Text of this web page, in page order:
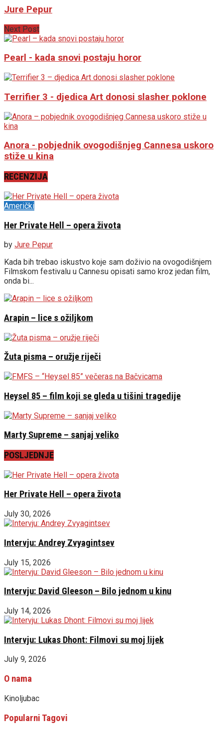
Jure Pepur
Next Post
Pearl - kada snovi postaju horor
Terrifier 3 - djedica Art donosi slasher poklone
Anora - pobjednik ovogodišnjeg Cannesa uskoro
stiže u kina
RECENZIJA
Američki
Her Private Hell – opera života
by Jure Pepur
Kada bih trebao iskustvo koje sam doživio na ovogodišnjem
Filmskom festivalu u Cannesu opisati samo kroz jedan film,
onda bi...
Arapin – lice s ožiljkom
Žuta pisma – oružje riječi
Heysel 85 – film koji se gleda u tišini tragedije
Marty Supreme – sanjaj veliko
POSLJEDNJE
Her Private Hell – opera života
July 30, 2026
Intervju: Andrey Zvyagintsev
July 15, 2026
Intervju: David Gleeson – Bilo jednom u kinu
July 14, 2026
Intervju: Lukas Dhont: Filmovi su moj lijek
July 9, 2026
O nama
Kinoljubac
Popularni Tagovi